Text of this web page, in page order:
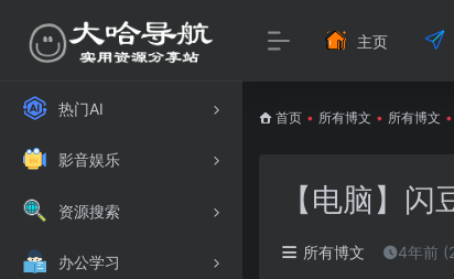
热门AI
影音娱乐
资源搜索
办公学习
主页
首页 • 所有博文 • 所有博文 •
【电脑】
所有博文 4年前